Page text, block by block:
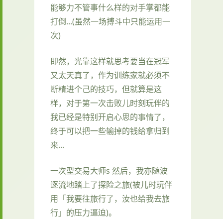
能够力不管事什么样的对手掌都能
打倒...(虽然一场搏斗中只能运用一
次)
即然，光靠这样就思考要当在冠军
又太天真了，作为训练家就必须不
断精进个己的技巧，但就算是这
样，对于第一次击败儿时刻玩伴的
我已经是特别开启心思的事情了，
终于可以把一些输掉的钱给拿归到
来...
一次型交易大师s 然后，我亦随波
逐流地踏上了探险之旅(被儿时玩伴
用「我要往旅行了，汝也给我去旅
行」的压力逼迫)。